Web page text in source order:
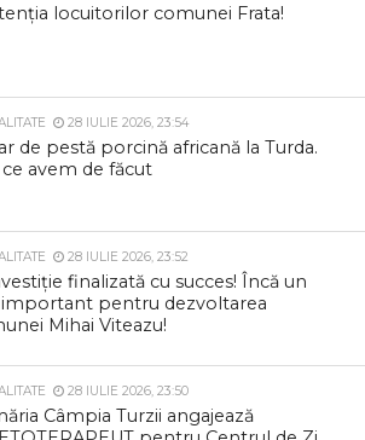
locuitorilor comunei Frata!
28 IULIE 2026, 23:54
de pestă porcină africană la Turda.
avem de făcut
28 IULIE 2026, 23:52
finalizată cu succes! Încă un
important pentru dezvoltarea
Mihai Viteazu!
28 IULIE 2026, 23:50
Câmpia Turzii angajează